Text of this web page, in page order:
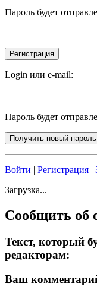
Пароль будет
Login или e-mail:
Пароль будет
Войти | Регистрация |
Загрузка...
Сообщить об
Текст, который
редакторам:
Ваш